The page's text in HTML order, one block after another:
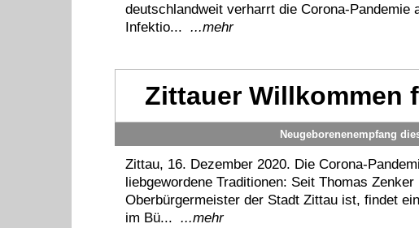
deutschlandweit verharrt die Corona-Pandemie
Infektio... ...mehr
Zittauer Willkommen
Neugeborenenempfang
Zittau, 16. Dezember 2020. Die Corona-
liebgewordene Traditionen: Seit Thomas Zenker
Oberbürgermeister der Stadt Zittau ist, findet
im Bü... ...mehr